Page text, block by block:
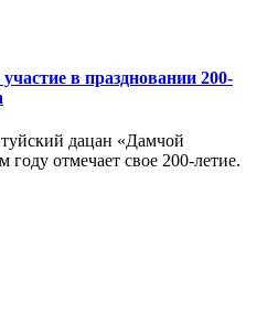
в праздновании 200-
дацан «Дамчой
отмечает свое 200-летие.